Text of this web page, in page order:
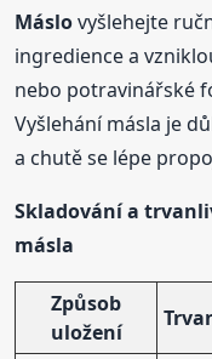
Máslovyšlehejte
ingredience a
nebo potravinářské
Vyšlehání másla je
a chutě se lépe
Skladování a
másla
Způsob
uložení